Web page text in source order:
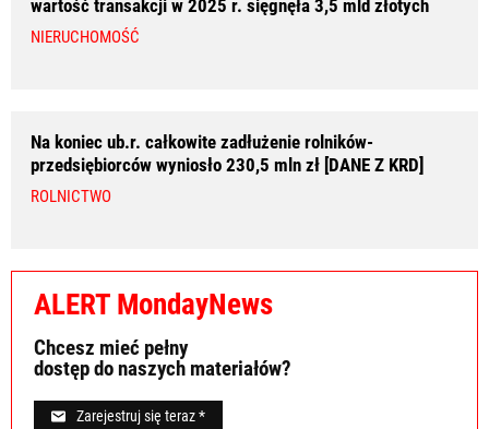
wartość transakcji w 2025 r. sięgnęła 3,5 mld złotych
NIERUCHOMOŚĆ
Na koniec ub.r. całkowite zadłużenie rolników-
przedsiębiorców wyniosło 230,5 mln zł [DANE Z KRD]
ROLNICTWO
ALERT MondayNews
Chcesz mieć pełny
dostęp do naszych materiałów?
Zarejestruj się teraz *